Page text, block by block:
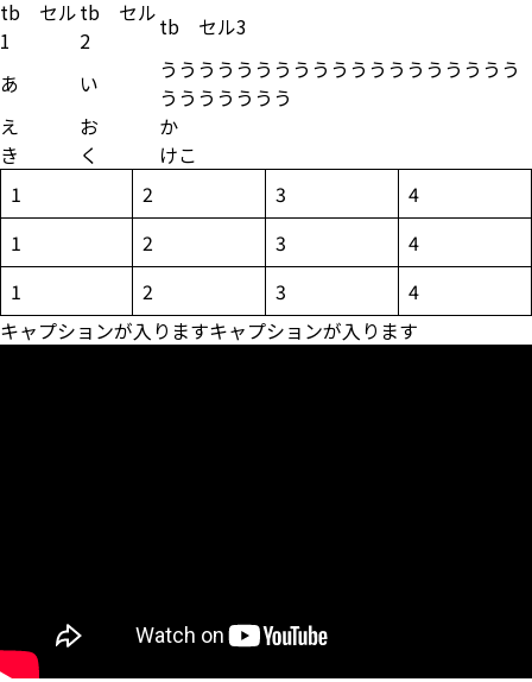
tb セル
1
tb セル
2
tb セル3
あ
い
ううううううううううううううううううう
ううううううう
え
お
か
き
く
けこ
1
2 3
4
1
2 3
4
1
2 3
4
キャプションが入りますキャプションが入ります